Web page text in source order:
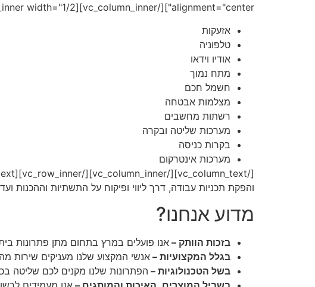
alignment="center"][/vc_column_inner][vc_column_inner width="1/2"][vc_column_text]
אזעקות
טלפוניה
אודיו וידאו
מתח נמוך
חשמל חכם
מצלמות אבטחה
רשתות מחשבים
מערכות שליטה ובקרה
בקרות כניסה
מערכות אינטרקום
והפקת תכניות עבודה, דרך ליווי ופיקוח על התשתיות וההכנות
מדוע אנחנו?
בזכות הוותק – אנו פועלים במרץ בתחום מתן פתרונות בית
בגלל המקצועיות – אנשי המקצוע שלנו מעניקים שירות
בשל הטכנולוגיות – הפתרונות שלנו מקנים לכם שליטה